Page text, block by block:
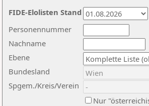
Nachname
Ebene
Personennummer
Bundesland
Spgem./Kreis/Verein
Nur
FIDE-Elolisten Stand